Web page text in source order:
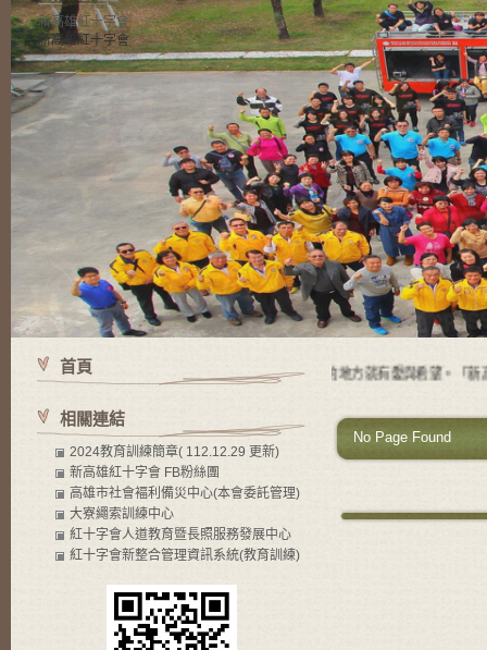
新高雄紅十字會
新高雄紅十字會
使命 有苦難的地方就有紅十字會，有紅十字會的地方就有愛與希望。「新高
No Page Found
首頁
相關連結
2024教育訓練簡章( 112.12.29 更新)
新高雄紅十字會 FB粉絲團
高雄市社會褔利備災中心(本會委託管理)
大寮繩索訓練中心
紅十字會人道教育暨長照服務發展中心
紅十字會新整合管理資訊系統(教育訓練)